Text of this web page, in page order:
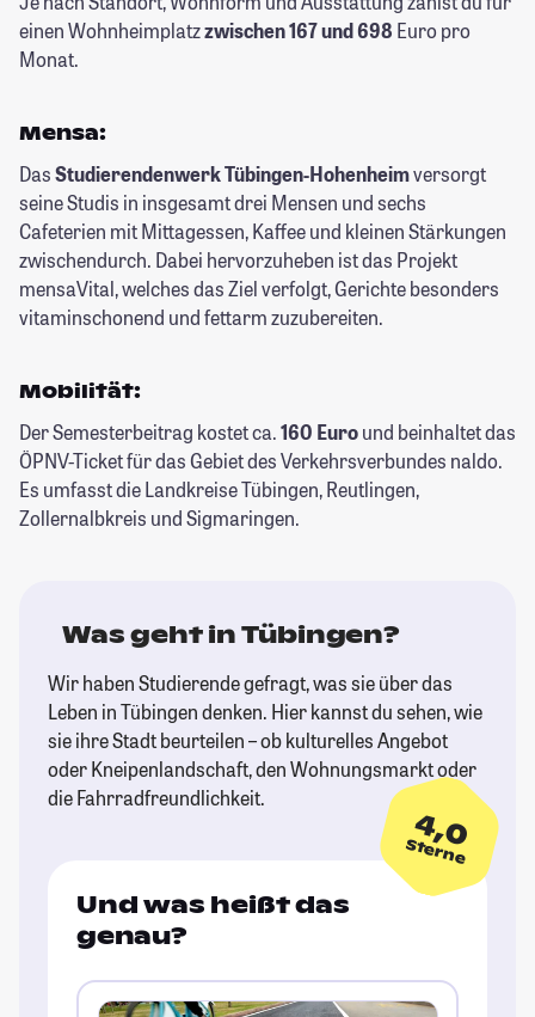
einen Wohnheimplatzzwischen 167 und 698 Euro pro
Monat.
Mensa:
DasStudierendenwerk Tübingen-Hohenheimversorgt
seine Studis in insgesamt drei Mensen und sechs
Cafeterien mit Mittagessen, Kaffee und kleinen Stärkungen
zwischendurch. Dabei hervorzuheben ist das Projekt
mensaVital, welches das Ziel verfolgt, Gerichte besonders
vitaminschonend und fettarm zuzubereiten.
Mobilität:
Der Semesterbeitrag kostet ca.160 Euround beinhaltet das
ÖPNV-Ticket für das Gebiet des Verkehrsverbundes naldo.
Es umfasst die Landkreise Tübingen, Reutlingen,
Zollernalbkreis und Sigmaringen.
Was geht in Tübingen?
Wir haben Studierende gefragt, was sie über das
Leben in Tübingen denken. Hier kannst du sehen, wie
sie ihre Stadt beurteilen – ob kulturelles Angebot
oder Kneipenlandschaft, den Wohnungsmarkt oder
die Fahrradfreundlichkeit.
4,0
Sterne
Und was heißt das
genau?